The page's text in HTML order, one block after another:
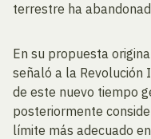
terrestre ha
En su propuesta
señaló a la Revolución
de este nuevo tiempo
posteriormente
límite más adecuado